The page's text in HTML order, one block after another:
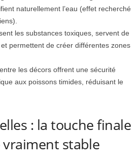
naturellement l’eau (effet recherché
les substances toxiques, servent de
permettent de créer différentes zones
les décors offrent une sécurité
aux poissons timides, réduisant le
: la touche finale
stable